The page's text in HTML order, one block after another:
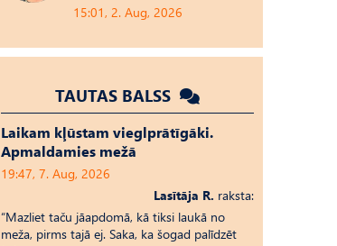
15:01, 2. Aug, 2026
TAUTAS BALSS
Laikam kļūstam vieglprātīgāki.
Apmaldamies mežā
19:47, 7. Aug, 2026
Lasītāja R. raksta:
“Mazliet taču jāapdomā, kā tiksi laukā no
meža, pirms tajā ej. Saka, ka šogad palīdzēt